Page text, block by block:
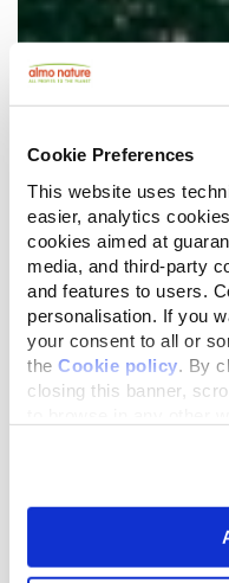
Cookie Preferences
This website uses
easier, analytics
cookies aimed at
media, and third-party
and features to users.
personalisation. If you
your consent to all or
the Cookie policy . By
closing this banner,